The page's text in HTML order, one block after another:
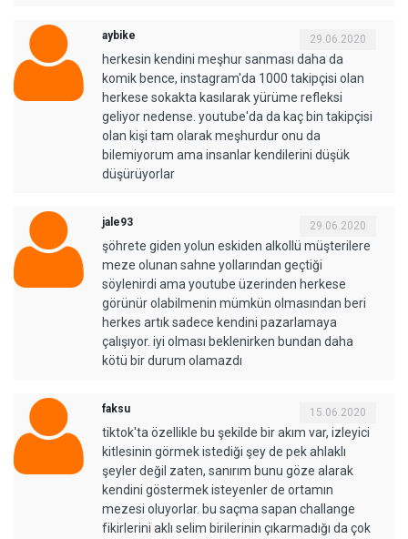
aybike 29.06.2020
herkesin kendini meşhur sanması daha da
komik bence, instagram'da 1000 takipçisi olan
herkese sokakta kasılarak yürüme refleksi
geliyor nedense. youtube'da da kaç bin takipçisi
olan kişi tam olarak meşhurdur onu da
bilemiyorum ama insanlar kendilerini düşük
düşürüyorlar
jale93 29.06.2020
şöhrete giden yolun eskiden alkollü müşterilere
meze olunan sahne yollarından geçtiği
söylenirdi ama youtube üzerinden herkese
görünür olabilmenin mümkün olmasından beri
herkes artık sadece kendini pazarlamaya
çalışıyor. iyi olması beklenirken bundan daha
kötü bir durum olamazdı
faksu 15.06.2020
tiktok'ta özellikle bu şekilde bir akım var, izleyici
kitlesinin görmek istediği şey de pek ahlaklı
şeyler değil zaten, sanırım bunu göze alarak
kendini göstermek isteyenler de ortamın
mezesi oluyorlar. bu saçma sapan challange
fikirlerini aklı selim birilerinin çıkarmadığı da çok